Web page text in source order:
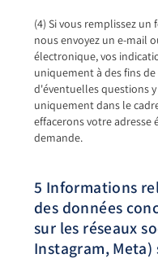
(4) Si vous remplissez
nous envoyez un e-mail
électronique, vos
uniquement à des fins
d'éventuelles questions
uniquement dans le
effacerons votre
demande.
5 Informations
des données
sur les réseaux
Instagram, Meta)